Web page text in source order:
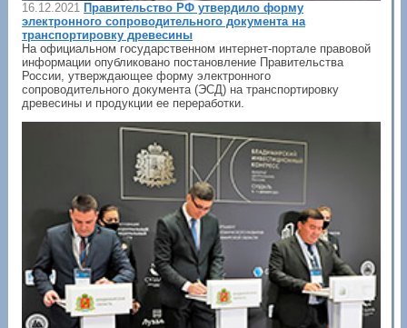
16.12.2021 Правительство РФ утвердило форму
электронного сопроводительного документа на
транспортировку древесины
На официальном государственном интернет-портале правовой
информации опубликовано постановление Правительства
России, утверждающее форму электронного
сопроводительного документа (ЭСД) на транспортировку
древесины и продукции ее переработки.